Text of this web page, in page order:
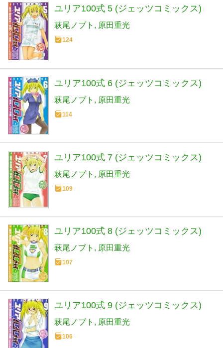
ユリア100式 5 (ジェッツコミックス)
萩尾ノブト 原田重光
124
ユリア100式 6 (ジェッツコミックス)
萩尾ノブト 原田重光
114
ユリア100式 7 (ジェッツコミックス)
萩尾ノブト 原田重光
109
ユリア100式 8 (ジェッツコミックス)
萩尾ノブト 原田重光
107
ユリア100式 9 (ジェッツコミックス)
萩尾ノブト 原田重光
106